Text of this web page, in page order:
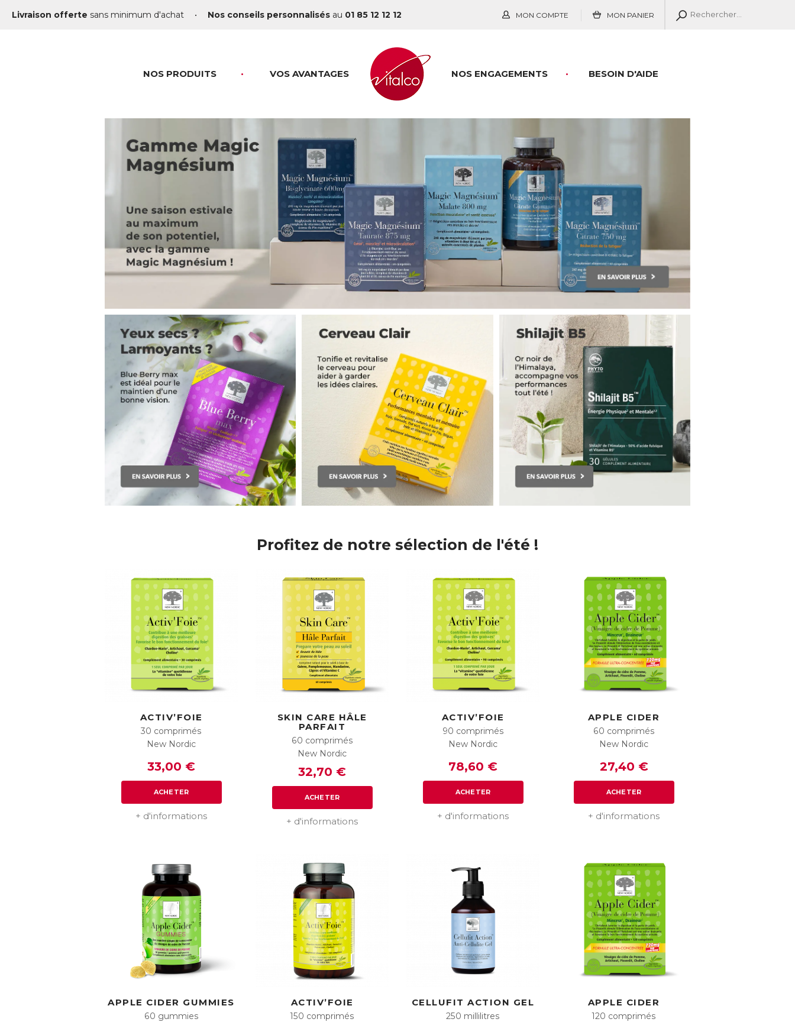
Livraison offerte sans minimum d'achat • Nos conseils personnalisés au 01 85 12 12 12 MON COMPTE MON PANIER
NOS PRODUITS VOS AVANTAGES BESOIN D'AIDE
NOS ENGAGEMENTS
Profitez de notre sélection de l'été !
ACTIV’FOIE
30 comprimés
New Nordic
33,00 €
ACHETER
+ d'informations
SKIN CARE HÂLE
PARFAIT
60 comprimés
New Nordic
32,70 €
ACHETER
+ d'informations
ACTIV’FOIE
90 comprimés
New Nordic
78,60 €
ACHETER
+ d'informations
APPLE CIDER
60 comprimés
New Nordic
27,40 €
ACHETER
+ d'informations
APPLE CIDER GUMMIES
60 gummies
ACTIV’FOIE
150 comprimés
CELLUFIT ACTION GEL
250 millilitres
APPLE CIDER
120 comprimés